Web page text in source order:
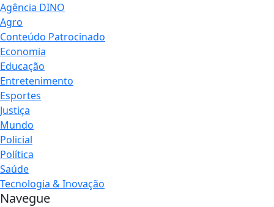
Agência DINO
Agro
Conteúdo Patrocinado
Economia
Educação
Entretenimento
Esportes
Justiça
Mundo
Policial
Política
Saúde
Tecnologia & Inovação
Navegue